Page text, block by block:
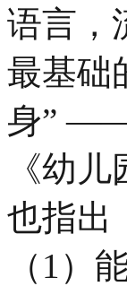
语言，
最基础
身” ——
《幼
也指出
（1）